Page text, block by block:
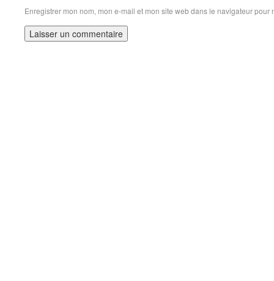
Enregistrer mon nom, mon e-mail et mon site web dans le navigateur pour